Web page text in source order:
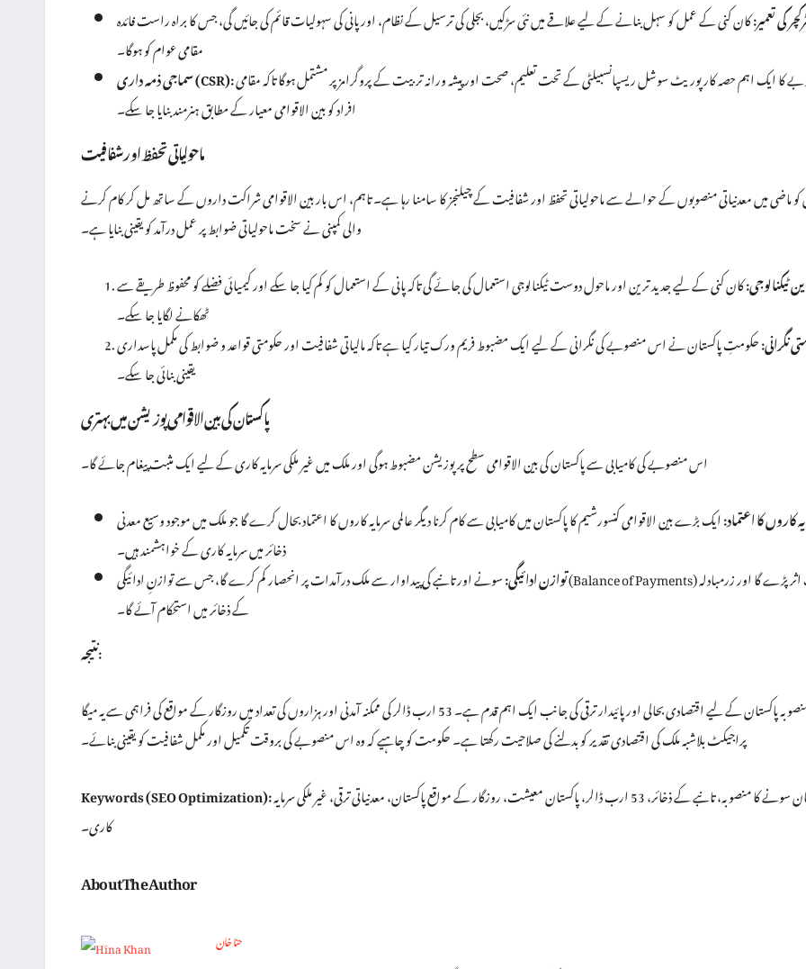
کی تعمیر:کان کنی کے عمل کو سہل بنانے کے لیے علاقے میں نئی ​​سڑکیں، بجلی کی ترسیل کے نظام، اور پانی کی سہولیات قائم کی جائیں گی، جس کا براہ راست فائدہ
مقامی عوام کو ہوگا۔
سماجی ذمہ داری (CSR):
افراد کو بین الاقوامی معیار کے مطابق ہنرمند بنایا جا سکے۔
ماحولیاتی تحفظ اور شفافیت
کو ماضی میں معدنیاتی منصوبوں کے حوالے سے ماحولیاتی تحفظ اور شفافیت کے چیلنجز کا سامنا رہا ہے۔ تاہم، اس بار بین الاقوامی شراکت داروں کے ساتھ مل کر کام کرنے
والی کمپنی نے سخت ماحولیاتی ضوابط پر عمل درآمد کو یقینی بنایا ہے۔
ٹیکنالوجی:کان کنی کے لیے جدید ترین اور ماحول دوست ٹیکنالوجی استعمال کی جائے گی تاکہ پانی کے استعمال کو کم کیا جا سکے اور کیمیائی فضلے کو محفوظ طریقے سے
ٹھکانے لگایا جا سکے۔
نگرانی:حکومتِ پاکستان نے اس منصوبے کی نگرانی کے لیے ایک مضبوط فریم ورک تیار کیا ہے تاکہ مالیاتی شفافیت اور حکومتی قواعد و ضوابط کی مکمل پاسداری
یقینی بنائی جا سکے۔
پاکستان کی بین الاقوامی پوزیشن میں بہتری
اس منصوبے کی کامیابی سے پاکستان کی بین الاقوامی سطح پر پوزیشن مضبوط ہوگی اور ملک میں غیر ملکی سرمایہ کاری کے لیے ایک مثبت پیغام جائے گا۔
کاروں کا اعتماد:ایک بڑے بین الاقوامی کنسورشیم کا پاکستان میں کامیابی سے کام کرنا دیگر عالمی سرمایہ کاروں کا اعتماد بحال کرے گا جو ملک میں موجود وسیع معدنی
ذخائر میں سرمایہ کاری کے خواہشمند ہیں۔
توازن ادائیگی:سونے اور تانبے کی پیداوار سے ملک درآمدات پر انحصار کم کرے گا، جس سے توازنِ ادائیگی (Balance of Payments) پر مثبت اثر پڑے گا اور زرمبادلہ
کے ذخائر میں استحکام آئے گا۔
نتیجہ:
یہ منصوبہ پاکستان کے لیے اقتصادی بحالی اور پائیدار ترقی کی جانب ایک اہم قدم ہے۔ 53 ارب ڈالر کی ممکنہ آمدنی اور ہزاروں کی تعداد میں روزگار کے مواقع کی فراہمی سے یہ میگا
پراجیکٹ بلاشبہ ملک کی اقتصادی تقدیر کو بدلنے کی صلاحیت رکھتا ہے۔ حکومت کو چاہیے کہ وہ اس منصوبے کی بروقت تکمیل اور مکمل شفافیت کو یقینی بنائے۔
Keywords (SEO Optimization):
کاری۔
About The Author
حنا خان